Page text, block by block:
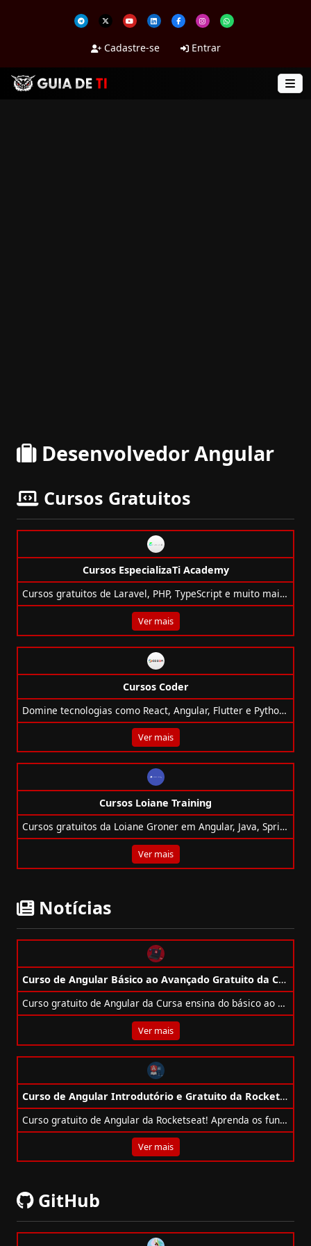
Cadastre-se Entrar
Desenvolvedor Angular
Cursos Gratuitos
Cursos EspecializaTi Academy
Cursos gratuitos de Laravel, PHP, TypeScript e muito mais com foco prático na EspecializaTi Academy. Aprenda e evolua sua carreira!
Ver mais
Cursos Coder
Domine tecnologias como React, Angular, Flutter e Python com os cursos gratuitos da Cod3r, ideais para acelerar sua carreira tech!
Ver mais
Cursos Loiane Training
Cursos gratuitos da Loiane Groner em Angular, Java, Spring e mais, com certificado e acesso vitalício!
Ver mais
Notícias
Curso de Angular Básico ao Avançado Gratuito da Cursa
Curso gratuito de Angular da Cursa ensina do básico ao avançado com TypeScript, RxJS, rotas e muito mais.
Ver mais
Curso de Angular Introdutório e Gratuito da Rocketseat
Curso gratuito de Angular da Rocketseat! Aprenda os fundamentos criando um gerador de certificados com componentes, serviços e rotas.
Ver mais
GitHub